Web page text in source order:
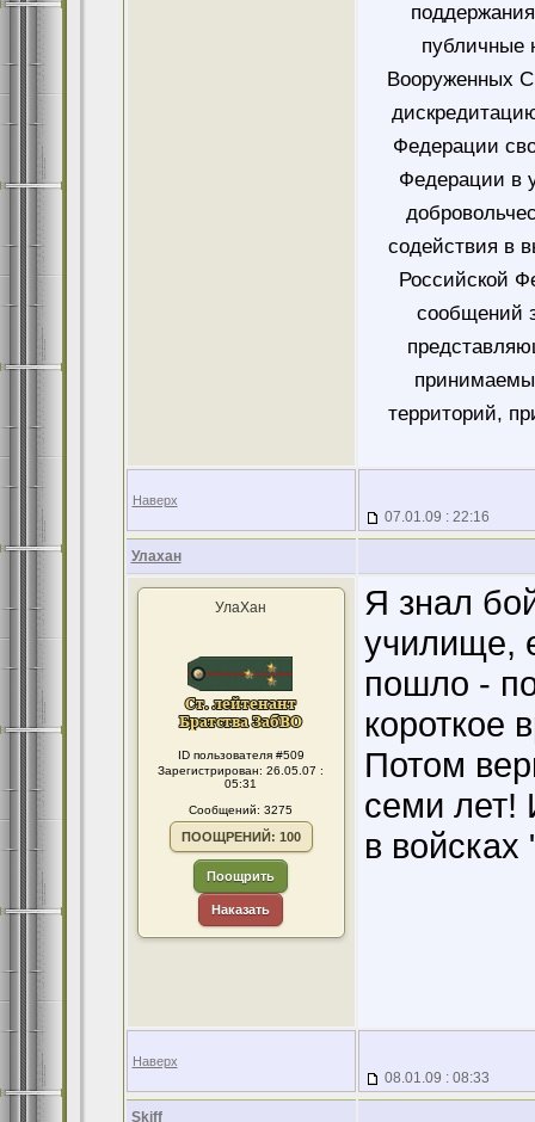
публичные
Вооруженных
Федерации
Федерации в
содействия в
Российской
сообщений
территорий,
Наверх
07.01.09 : 22:16
Улахан
УлаХан
ID пользователя #509
Зарегистрирован: 26.05.07 :
05:31
Сообщений: 3275
ПООЩРЕНИЙ: 100
Поощрить
Наказать
Я знал
училище,
пошло -
короткое
Потом
семи
в
Наверх
08.01.09 : 08:33
Skiff